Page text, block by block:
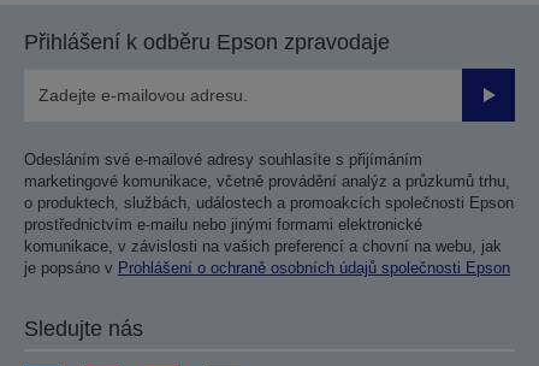
Přihlášení k odběru Epson zpravodaje
Odesláním své e-mailové adresy souhlasíte s přijímáním
marketingové komunikace, včetně provádění analýz a průzkumů trhu,
o produktech, službách, událostech a promoakcích společnosti Epson
prostřednictvím e-mailu nebo jinými formami elektronické
komunikace, v závislosti na vašich preferencí a chovní na webu, jak
je popsáno v Prohlášení o ochraně osobních údajů společnosti Epson
Sledujte nás